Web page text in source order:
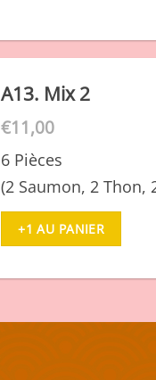
A13. Mix 2
€11,00
6 Pièces
(2 Saumon, 2 Thon,
+1 AU PANIER